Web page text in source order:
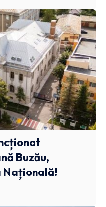
Buzău,
Națională!